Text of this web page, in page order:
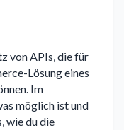
von APIs, die für
Lösung eines
Im
möglich ist und
wie du die